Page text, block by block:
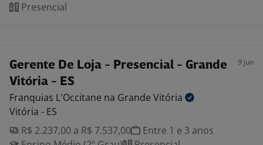
Presencial
Gerente De Loja - Presencial - Grande
Vitória - ES
9 jun
Franquias L'Occitane na Grande Vitória
Vitória - ES
R$ 2.237,00 a R$ 7.537,00
Entre 1 e 3 anos